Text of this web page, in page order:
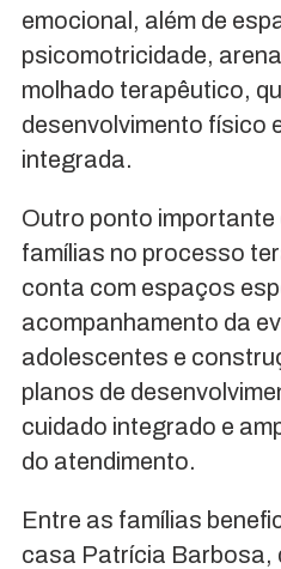
emocional, além de
psicomotricidade,
molhado terapêutico,
desenvolvimento físico
integrada.
Outro ponto importante
famílias no processo
conta com espaços
acompanhamento da
adolescentes e
planos de
cuidado integrado e
do atendimento.
Entre as famílias
casa Patrícia Barbosa,